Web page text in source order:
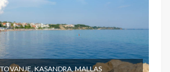
KASANDRA, MALLAS